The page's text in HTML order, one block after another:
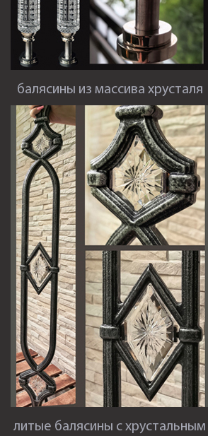
балясины из массива хрусталя
литые балясины с хрустальным